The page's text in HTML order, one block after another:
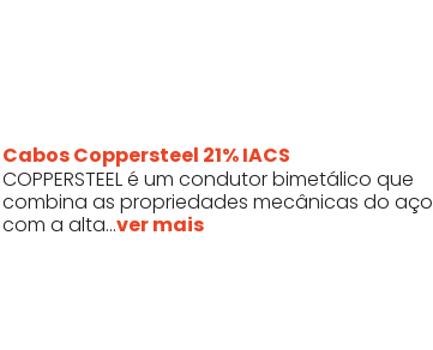
Cabos Coppersteel 21% IACS
COPPERSTEEL é um condutor bimetálico que
combina as propriedades mecânicas do aço
com a alta...ver mais